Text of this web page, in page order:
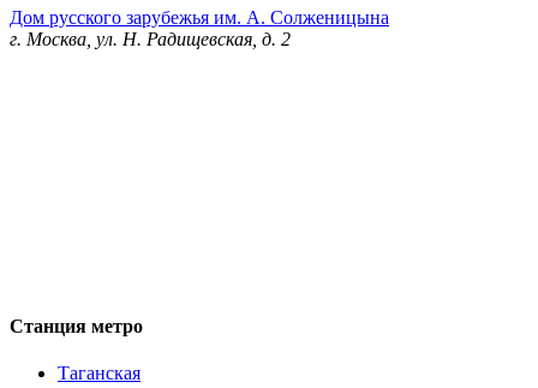
Дом русского зарубежья им. А. Солженицына
г. Москва, ул. Н. Радищевская, д. 2
Станция метро
Таганская